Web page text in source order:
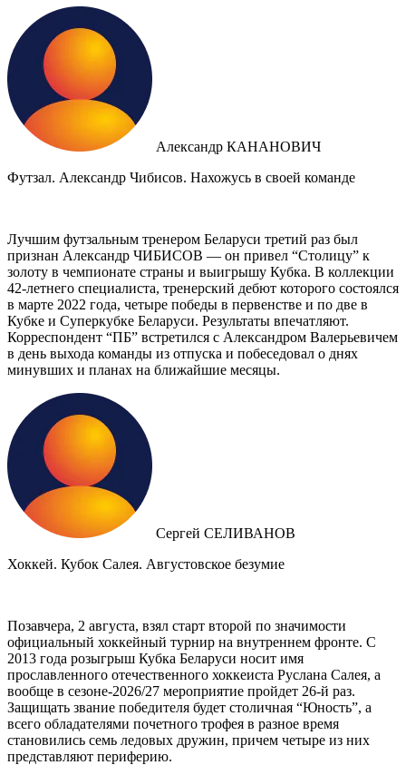
Александр КАНАНОВИЧ
Футзал. Александр Чибисов. Нахожусь в своей команде
Лучшим футзальным тренером Беларуси третий раз был
признан Александр ЧИБИСОВ — он привел “Столицу” к
золоту в чемпионате страны и выигрышу Кубка. В коллекции
42-летнего специалиста, тренерский дебют которого состоялся
в марте 2022 года, четыре победы в первенстве и по две в
Кубке и Суперкубке Беларуси. Результаты впечатляют.
Корреспондент “ПБ” встретился с Александром Валерьевичем
в день выхода команды из отпуска и побеседовал о днях
минувших и планах на ближайшие месяцы.
Сергей СЕЛИВАНОВ
Хоккей. Кубок Салея. Августовское безумие
Позавчера, 2 августа, взял старт второй по значимости
официальный хоккейный турнир на внутреннем фронте. C
2013 года розыгрыш Кубка Беларуси носит имя
прославленного отечественного хоккеиста Руслана Салея, а
вообще в сезоне-2026/27 мероприятие пройдет 26-й раз.
Защищать звание победителя будет столичная “Юность”, а
всего обладателями почетного трофея в разное время
становились семь ледовых дружин, причем четыре из них
представляют периферию.